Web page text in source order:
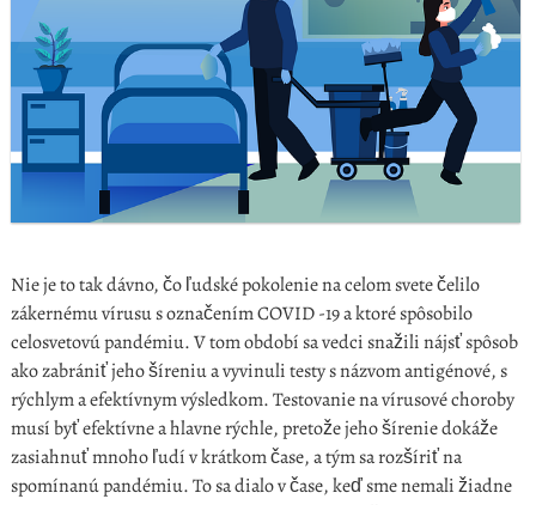
Nie je to tak dávno, čo ľudské pokolenie na celom svete čelilo
zákernému vírusu s označením COVID -19 a ktoré spôsobilo
celosvetovú pandémiu. V tom období sa vedci snažili nájsť spôsob
ako zabrániť jeho šíreniu a vyvinuli testy s názvom antigénové, s
rýchlym a efektívnym výsledkom.Testovanie na vírusové choroby
musí byť efektívne a hlavne rýchle, pretože jeho šírenie dokáže
zasiahnuť mnoho ľudí v krátkom čase, a tým sa rozšíriť na
spomínanú pandémiu. To sa dialo v čase, keď sme nemali žiadne